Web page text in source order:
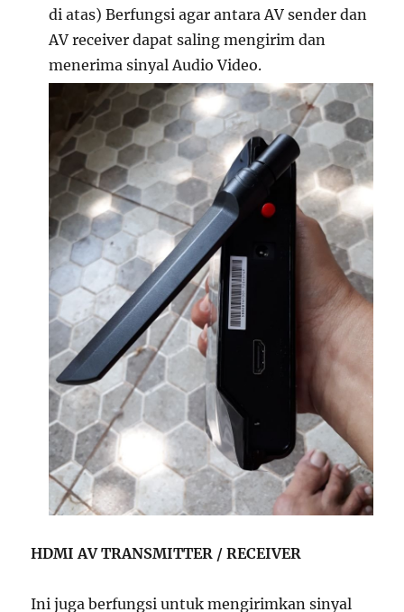
di atas) Berfungsi agar antara AV sender dan
AV receiver dapat saling mengirim dan
menerima sinyal AudioVideo.
HDMI AV TRANSMITTER / RECEIVER
Ini juga berfungsi untuk mengirimkan sinyal